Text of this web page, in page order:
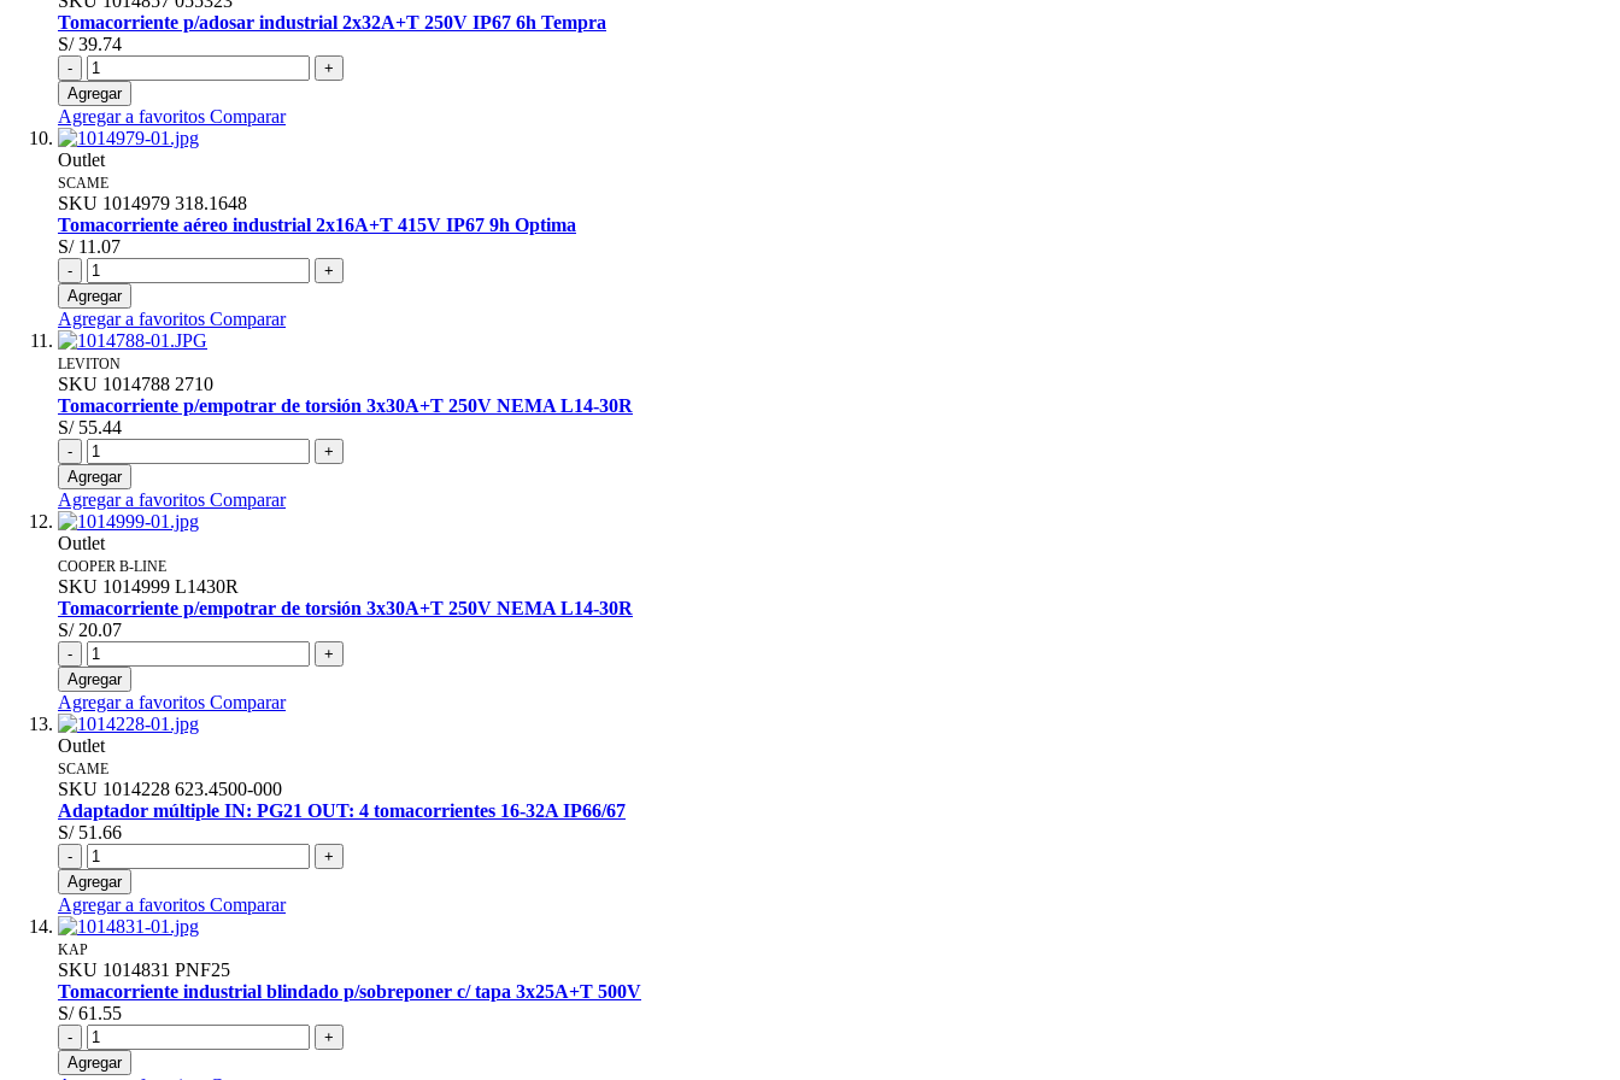
Tomacorriente p/adosar industrial 2x32A+T 250V IP67 6h Tempra
S/ 39.74
-
+
Agregar
Agregar a favoritos Comparar
Outlet
SCAME
SKU 1014979 318.1648
Tomacorriente aéreo industrial 2x16A+T 415V IP67 9h Optima
S/ 11.07
-
+
Agregar
Agregar a favoritos Comparar
LEVITON
SKU 1014788 2710
Tomacorriente p/empotrar de torsión 3x30A+T 250V NEMA L14-30R
S/ 55.44
-
+
Agregar
Agregar a favoritos Comparar
Outlet
COOPER B-LINE
SKU 1014999 L1430R
Tomacorriente p/empotrar de torsión 3x30A+T 250V NEMA L14-30R
S/ 20.07
-
+
Agregar
Agregar a favoritos Comparar
Outlet
SCAME
SKU 1014228 623.4500-000
Adaptador múltiple IN: PG21 OUT: 4 tomacorrientes 16-32A IP66/67
S/ 51.66
-
+
Agregar
Agregar a favoritos Comparar
KAP
SKU 1014831 PNF25
Tomacorriente industrial blindado p/sobreponer c/ tapa 3x25A+T 500V
S/ 61.55
-
+
Agregar